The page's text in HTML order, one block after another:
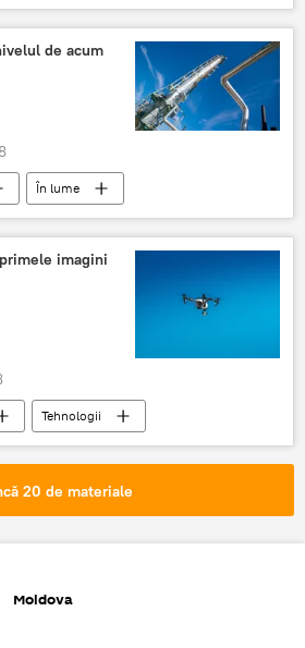
Trump
blocaj financiar
de acum
În lume
Radu Herzog
economist
imagini
Tehnologii
taxi
20 de materiale
Moldova